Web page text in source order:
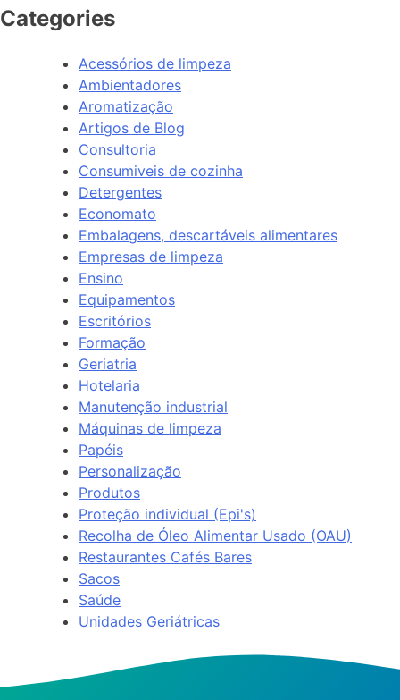
Categories
Acessórios de limpeza
Ambientadores
Aromatização
Artigos de Blog
Consultoria
Consumiveis de cozinha
Detergentes
Economato
Embalagens, descartáveis alimentares
Empresas de limpeza
Ensino
Equipamentos
Escritórios
Formação
Geriatria
Hotelaria
Manutenção industrial
Máquinas de limpeza
Papéis
Personalização
Produtos
Proteção individual (Epi's)
Recolha de Óleo Alimentar Usado (OAU)
Restaurantes Cafés Bares
Sacos
Saúde
Unidades Geriátricas